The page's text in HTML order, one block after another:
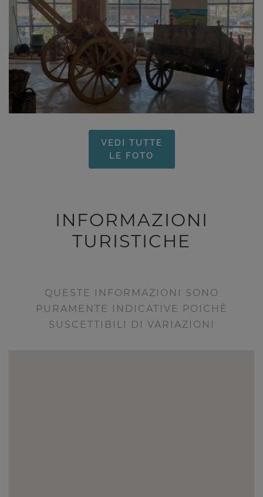
VEDI TUTTE
LE FOTO
INFORMAZIONI
TURISTICHE
QUESTE INFORMAZIONI SONO
PURAMENTE INDICATIVE POICHÈ
SUSCETTIBILI DI VARIAZIONI